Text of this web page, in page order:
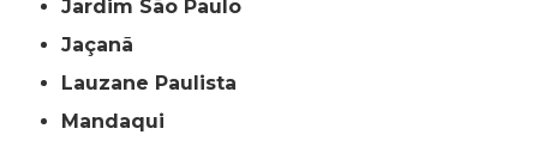
Jardim São Paulo
Jaçanã
Lauzane Paulista
Mandaqui